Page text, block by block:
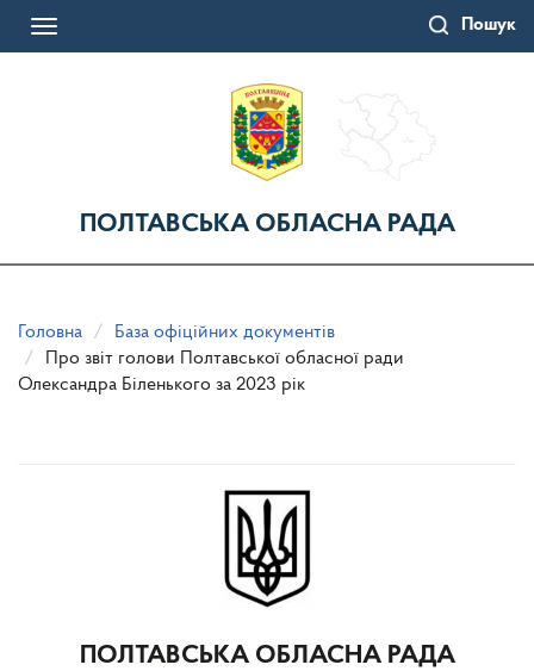
Пошук
Toggle
ПОЛТАВСЬКА ОБЛАСНА РАДА
Головна
База офіційних документів
Про звіт голови Полтавської обласної ради
Олександра Біленького за 2023 рік
ПОЛТАВСЬКА ОБЛАСНА РАДА